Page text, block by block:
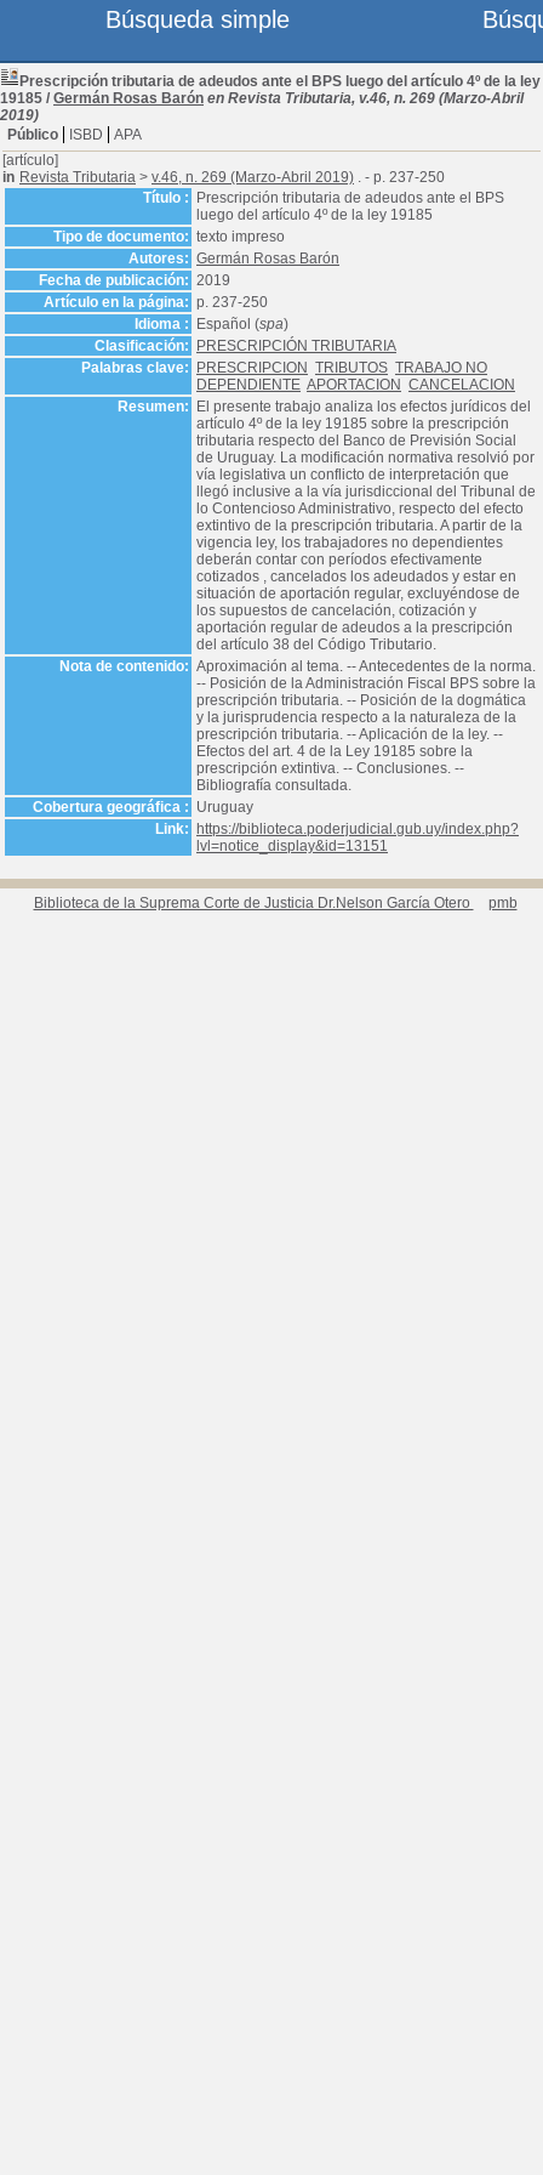
Prescripción tributaria de adeudos ante el BPS luego del artículo 4º de la ley
19185 / Germán Rosas Barón en Revista Tributaria, v.46, n. 269 (Marzo-Abril
2019)
Público
ISBD
APA
[artículo]
in Revista Tributaria > v.46, n. 269 (Marzo-Abril 2019) . - p. 237-250
Título :
Prescripción tributaria de adeudos ante el BPS
luego del artículo 4º de la ley 19185
Tipo de documento: texto impreso
Autores: Germán Rosas Barón
Fecha de publicación: 2019
Artículo en la página: p. 237-250
Idioma :
Español (spa)
Clasificación:
PRESCRIPCIÓN TRIBUTARIA
Palabras clave:
PRESCRIPCION TRIBUTOS TRABAJO NO
DEPENDIENTE APORTACION CANCELACION
Resumen:
El presente trabajo analiza los efectos jurídicos del
artículo 4º de la ley 19185 sobre la prescripción
tributaria respecto del Banco de Previsión Social
de Uruguay. La modificación normativa resolvió por
vía legislativa un conflicto de interpretación que
llegó inclusive a la vía jurisdiccional del Tribunal de
lo Contencioso Administrativo, respecto del efecto
extintivo de la prescripción tributaria. A partir de la
vigencia ley, los trabajadores no dependientes
deberán contar con períodos efectivamente
cotizados , cancelados los adeudados y estar en
situación de aportación regular, excluyéndose de
los supuestos de cancelación, cotización y
aportación regular de adeudos a la prescripción
del artículo 38 del Código Tributario.
Nota de contenido: Aproximación al tema. -- Antecedentes de la norma.
-- Posición de la Administración Fiscal BPS sobre la
prescripción tributaria. -- Posición de la dogmática
y la jurisprudencia respecto a la naturaleza de la
prescripción tributaria. -- Aplicación de la ley. --
Efectos del art. 4 de la Ley 19185 sobre la
prescripción extintiva. -- Conclusiones. --
Bibliografía consultada.
Cobertura geográfica : Uruguay
Link:
https://biblioteca.poderjudicial.gub.uy/index.php?
lvl=notice_display&id=13151
Biblioteca de la Suprema Corte de Justicia Dr.Nelson García Otero pmb
Búsqueda simple